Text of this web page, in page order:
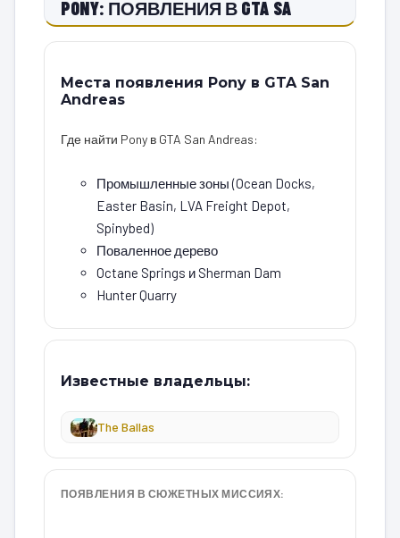
PONY: ПОЯВЛЕНИЯ В GTA SA
Места появления Pony в GTA San
Andreas
Где найти Pony в GTA San Andreas:
Промышленные зоны (Ocean Docks,
Easter Basin, LVA Freight Depot,
Spinybed)
Поваленное дерево
Octane Springs и Sherman Dam
Hunter Quarry
Известные владельцы:
The Ballas
ПОЯВЛЕНИЯ В СЮЖЕТНЫХ МИССИЯХ: